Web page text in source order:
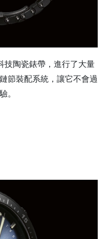
技陶瓷錶帶，進行了大量
節裝配系統，讓它不會過
。